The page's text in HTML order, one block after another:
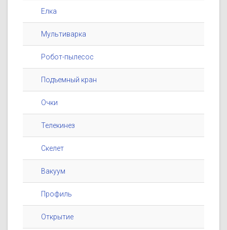
Елка
Мультиварка
Робот-пылесос
Подъемный кран
Очки
Телекинез
Скелет
Вакуум
Профиль
Открытие